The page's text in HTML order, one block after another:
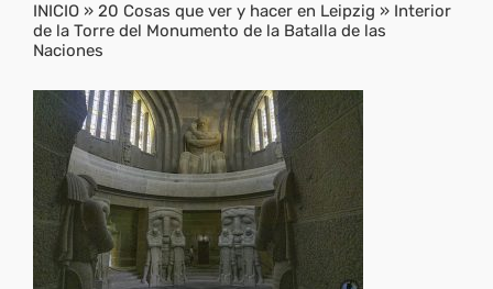
INICIO » 20 Cosas que ver y hacer en Leipzig » Interior
de la Torre del Monumento de la Batalla de las
Naciones